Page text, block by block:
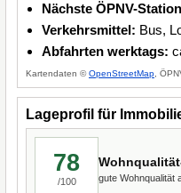
Nächste ÖPNV-
Verkehrsmittel: Bus,
Abfahrten werktags:
Kartendaten ©OpenStreetMap ,
Lageprofil für
78
/100 gute Wohnqualität